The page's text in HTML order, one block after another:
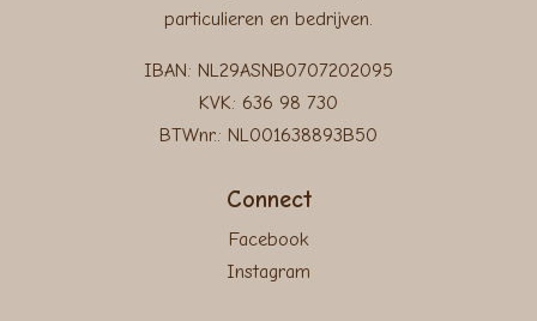
particulieren en bedrijven.
IBAN: NL29ASNB0707202095
KVK: 636 98 730
BTWnr.: NL001638893B50
Connect
Facebook
Instagram